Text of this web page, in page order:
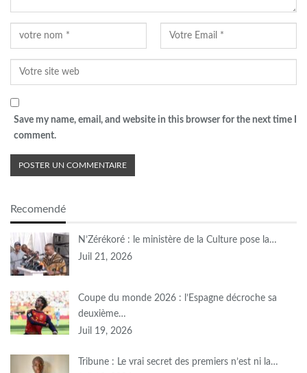
Save my name, email, and website in this browser for the next time I
comment.
Recomendé
N’Zérékoré : le ministère de la Culture pose la…
Juil 21, 2026
Coupe du monde 2026 : l’Espagne décroche sa
deuxième…
Juil 19, 2026
Tribune : Le vrai secret des premiers n’est ni la…